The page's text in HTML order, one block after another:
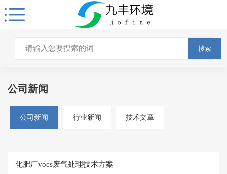
搜索
公司新闻
公司新闻 行业新闻 技术文章
化肥厂vocs废气处理技术方案